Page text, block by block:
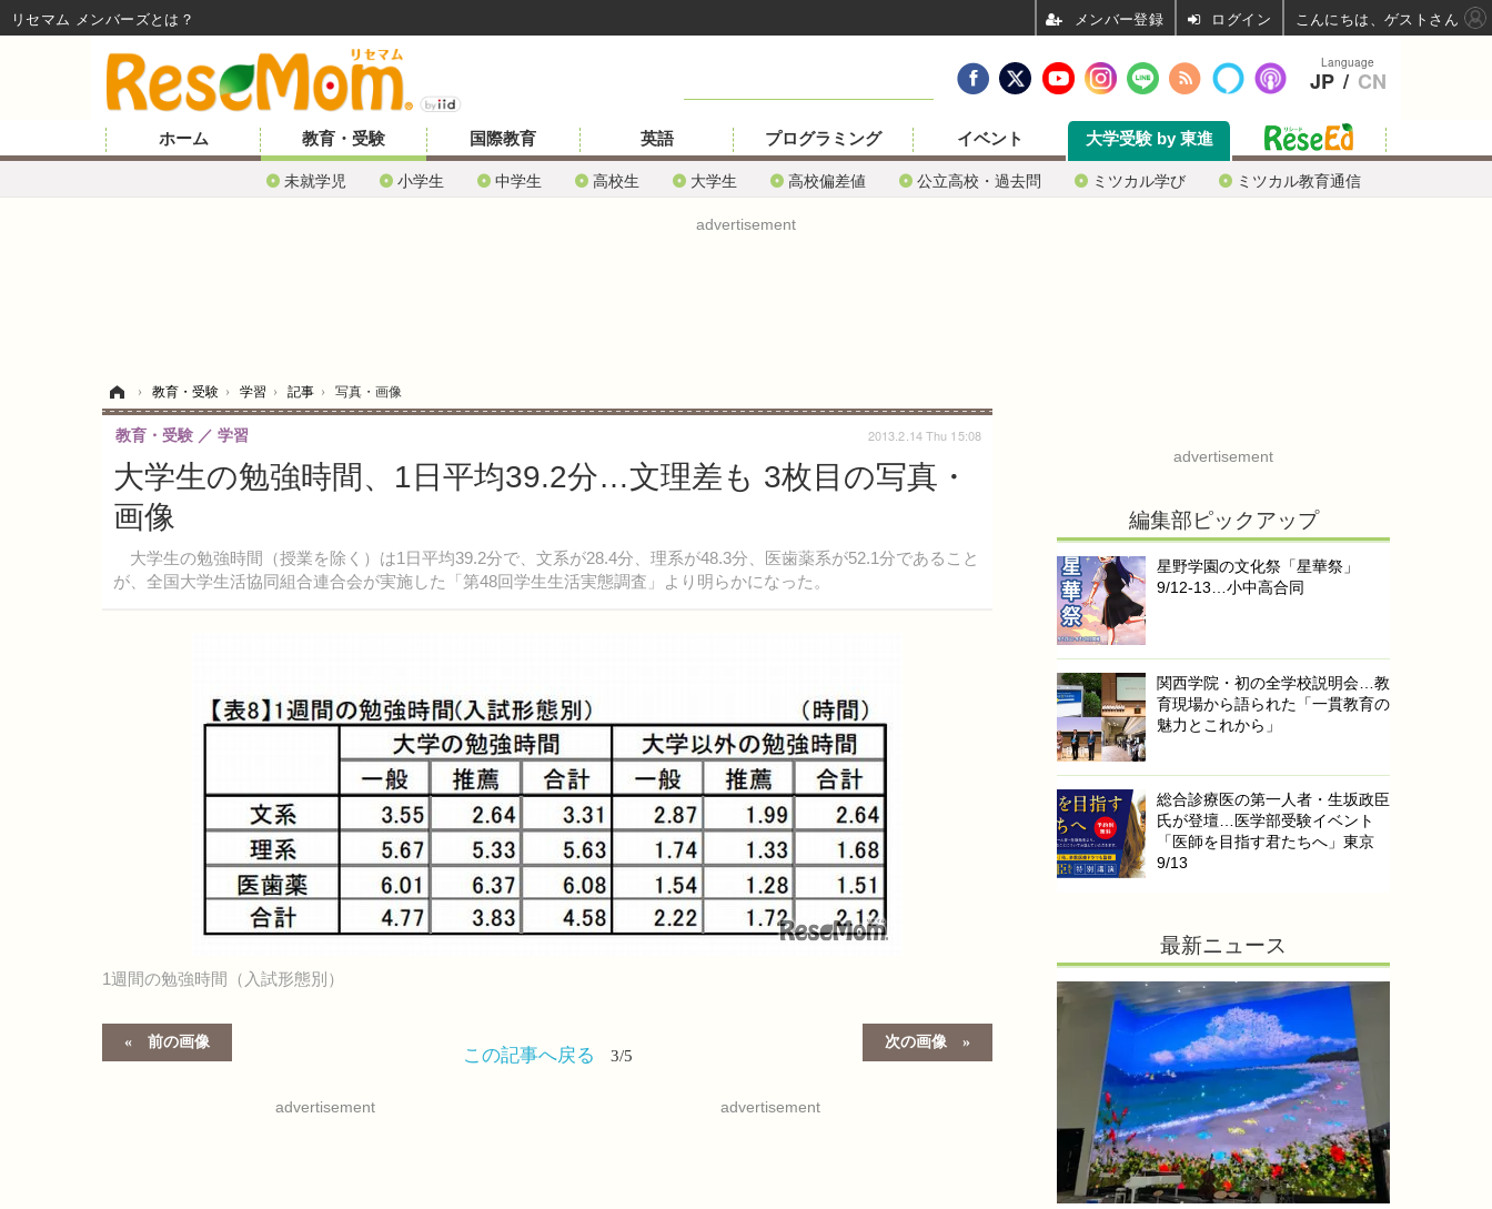
ホーム 教育・受験
未就学児 小学生 中学生 高校生 大学生 高校偏差値 公立高校・過去問 ミツカル学び ミツカル教育通信
国際教育 英語 プログラミング イベント 大学受験 by 東進
advertisement
› 教育・受験 › 学習 › 記事 › 写真・画像
大学生の勉強時間、1日平均39.2分…文理差も 3枚目の写真・
画像
大学生の勉強時間（授業を除く）は1日平均39.2分で、文系が28.4分、理系が48.3分、医歯薬系が52.1分であること
が、全国大学生活協同組合連合会が実施した「第48回学生生活実態調査」より明らかになった。
教育・受験 学習 2013.2.14 Thu 15:08
1週間の勉強時間（入試形態別）
前の画像 次の画像
この記事へ戻る 3/5
advertisement advertisement
advertisement
編集部ピックアップ
星野学園の文化祭「星華祭」
9/12-13…小中高合同
関西学院・初の全学校説明会…教
育現場から語られた「一貫教育の
魅力とこれから」
総合診療医の第一人者・生坂政臣
氏が登壇…医学部受験イベント
「医師を目指す君たちへ」東京
9/13
最新ニュース
Language
JP / CN
リセマム メンバーズ ログイン こんにちは、ゲストさん